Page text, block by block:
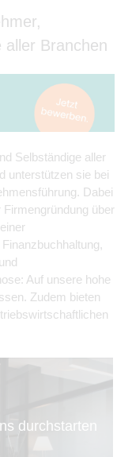
aller Branchen
Selbständige aller
unterstützen sie bei
Dabei
über
Auf unsere hohe
Zudem bieten
durchstarten